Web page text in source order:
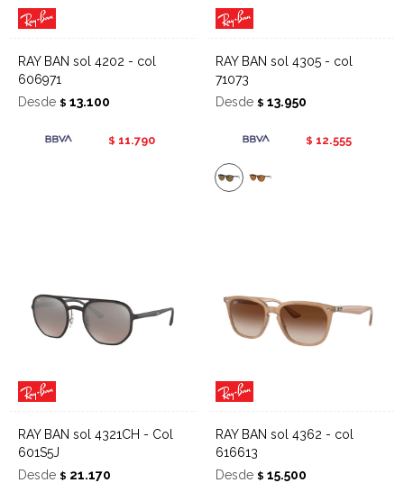
RAY BAN sol 4202 - col
606971
Desde $ 13.100
$ 11.790
RAY BAN sol 4305 - col
71073
Desde $ 13.950
$ 12.555
RAY BAN sol 4321CH - Col
601S5J
Desde $ 21.170
RAY BAN sol 4362 - col
616613
Desde $ 15.500